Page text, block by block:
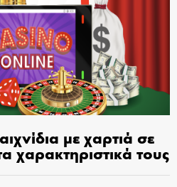
με χαρτιά σε
χαρακτηριστικά τους